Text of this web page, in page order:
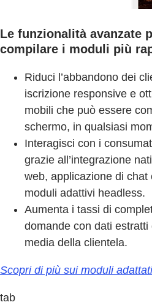
Le funzionalità avanzate
compilare i moduli più
Riduci l’abbandono dei
iscrizione responsive e
mobili che può essere
schermo, in qualsiasi
Interagisci con i
grazie all’integrazione
web, applicazione di
moduli adattivi headless.
Aumenta i tassi di
domande con dati estratti
media della clientela.
Scopri di più sui moduli
tab